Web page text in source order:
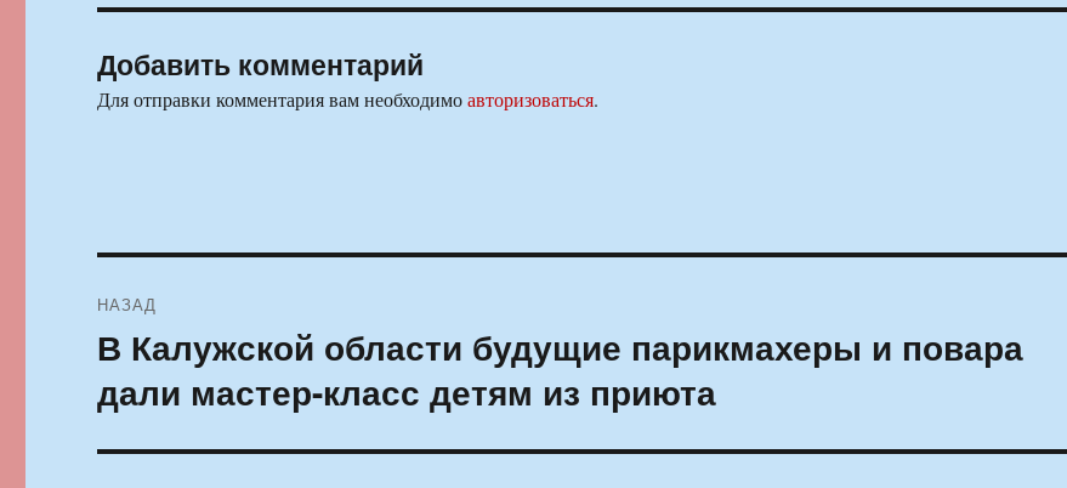
Добавить комментарий
Для отправки комментария вам необходимоавторизоваться.
по
записям
НАЗАД
Предыдущая
В Калужской области будущие парикмахеры и повара
дали мастер-класс детям из приюта